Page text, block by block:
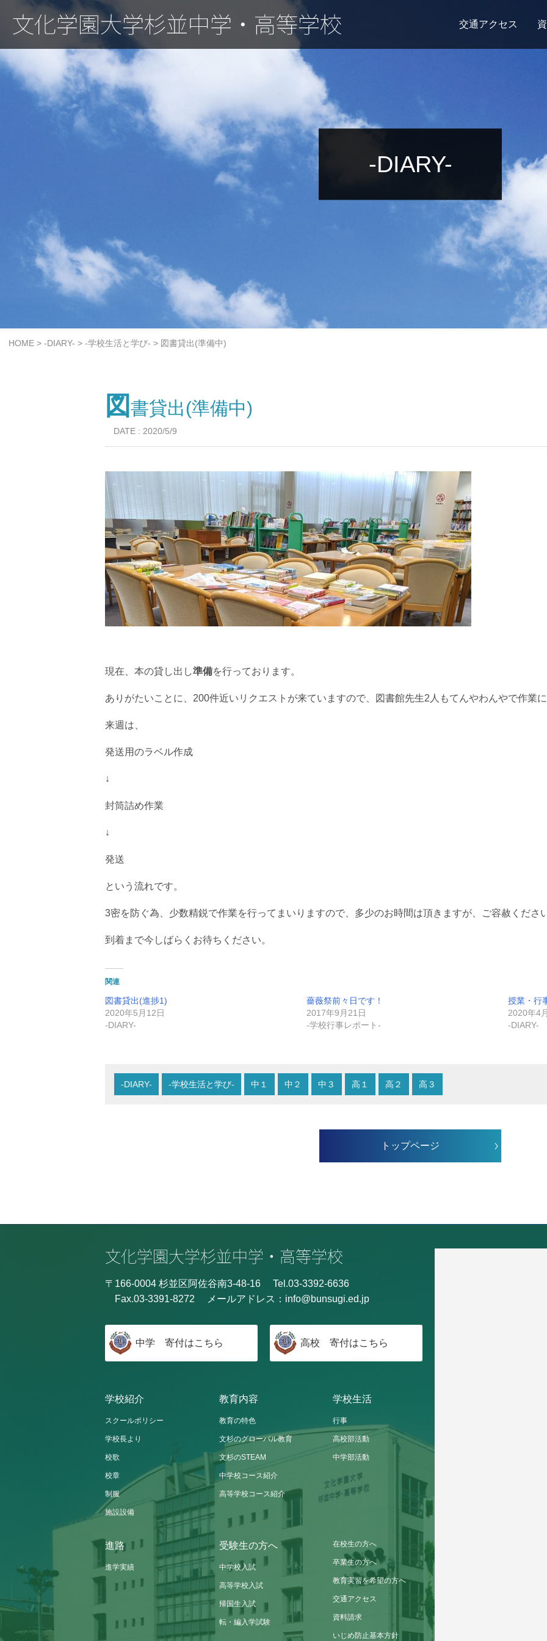
交通アクセス
-DIARY-
HOME > -DIARY- > -学校生活と学び- > 図書貸出(準備中)
図 書貸出(準備中)
DATE : 2020/5/9
現在、本の貸し出し準備を行っております。
ありがたいことに、200件近いリクエストが来ていますので、図書館先生2人もてんやわんやで作業に
来週は、
発送用のラベル作成
↓
封筒詰め作業
↓
発送
という流れです。
3密を防ぐ為、少数精鋭で作業を行ってまいりますので、多少のお時間は頂きますが、ご容赦くださ
到着まで今しばらくお待ちください。
関連
図書貸出(進捗1)
2020年5月12日
-DIARY-
薔薇祭前々日です！
2017年9月21日
-学校行事レポート-
授業・行
2020年4
-DIARY-
-DIARY- -学校生活と学び- 中１ 中２ 中３ 高１ 高２ 高３
トップページ
〒166-0004 杉並区阿佐谷南3-48-16
Tel.03-3392-6636
Fax.03-3391-8272
メールアドレス： info@bunsugi.ed.jp
中学 寄付はこちら 高校 寄付はこちら
学校紹介
スクールポリシー
学校長より
校歌
校章
制服
施設設備
教育内容
教育の特色
文杉のグローバル教育
文杉のSTEAM
中学校コース紹介
高等学校コース紹介
学校生活
行事
高校部活動
中学部活動
進路
進学実績
受験生の方へ
中学校入試
高等学校入試
帰国生入試
転・編入学試験
在校生の方へ
卒業生の方へ
教育実習を希望の方へ
交通アクセス
資料請求
いじめ防止基本方針